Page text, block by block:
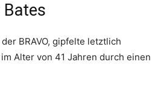
BRAVO, gipfelte letztlich
Alter von 41 Jahren durch einen